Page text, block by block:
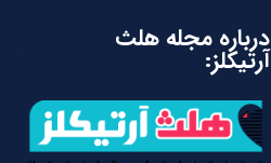
درباره مجله هلث
آرتیکلز: